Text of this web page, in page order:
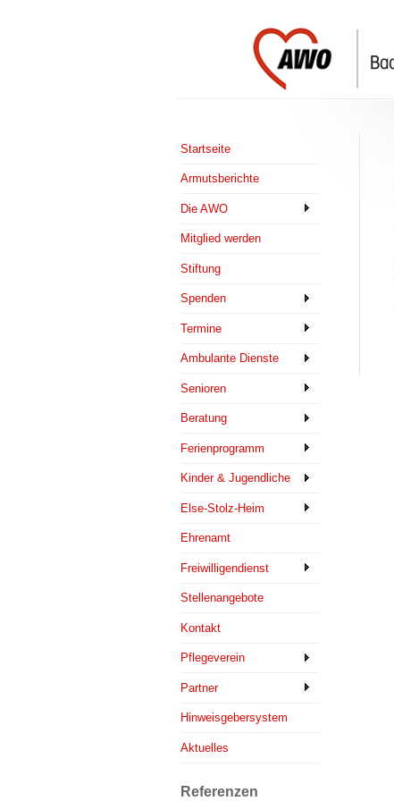
Startseite
Armutsberichte
Die AWO
Mitglied werden
Stiftung
Spenden
Termine
Ambulante Dienste
Senioren
Beratung
Ferienprogramm
Kinder & Jugendliche
Else-Stolz-Heim
Ehrenamt
Freiwilligendienst
Stellenangebote
Kontakt
Pflegeverein
Partner
Hinweisgebersystem
Aktuelles
Referenzen